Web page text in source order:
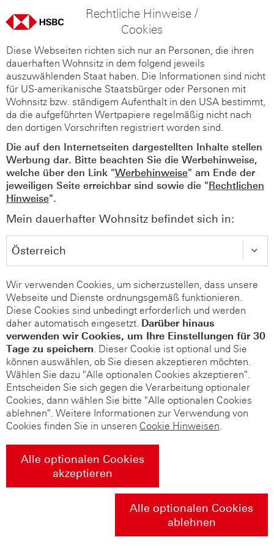
Rechtliche Hinweise /
Cookies
Diese Webseiten richten sich nur an Personen, die ihren
dauerhaften Wohnsitz in dem folgend jeweils
auszuwählenden Staat haben. Die Informationen sind nicht
für US-amerikanische Staatsbürger oder Personen mit
Wohnsitz bzw. ständigem Aufenthalt in den USA bestimmt,
da die aufgeführten Wertpapiere regelmäßig nicht nach
den dortigen Vorschriften registriert worden sind.
Die auf den Internetseiten dargestellten Inhalte stellen
Werbung dar. Bitte beachten Sie die Werbehinweise,
welche über den Link "Werbehinweise" am Ende der
jeweiligen Seite erreichbar sind sowie die "Rechtlichen
Hinweise".
Mein dauerhafter Wohnsitz befindet sich in:
Wir verwenden Cookies, um sicherzustellen, dass unsere
Webseite und Dienste ordnungsgemäß funktionieren.
Diese Cookies sind unbedingt erforderlich und werden
daher automatisch eingesetzt. Darüber hinaus
verwenden wir Cookies, um Ihre Einstellungen für 30
Tage zu speichern. Dieser Cookie ist optional und Sie
können auswählen, ob Sie diesen akzeptieren möchten.
Wählen Sie dazu "Alle optionalen Cookies akzeptieren".
Entscheiden Sie sich gegen die Verarbeitung optionaler
Cookies, dann wählen Sie bitte "Alle optionalen Cookies
ablehnen". Weitere Informationen zur Verwendung von
Cookies finden Sie in unseren Cookie Hinweisen.
Alle optionalen Cookies
akzeptieren
Alle optionalen Cookies
ablehnen